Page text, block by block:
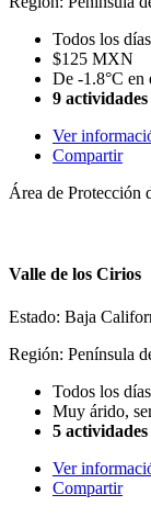
Todos los
$125 MXN
De -1.8°C en
9
Ver
Compartir
Área de Protección
Valle de los Cirios
Estado: Baja
Región: Península
Todos los
Muy árido,
5
Ver
Compartir